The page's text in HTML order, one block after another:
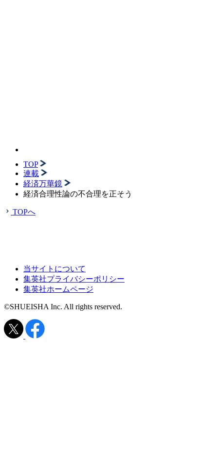
TOP
連載
経済万華鏡
経済合理性論の不合理を正そう
TOPへ
当サイトについて
集英社プライバシーポリシー
集英社ホームページ
©SHUEISHA Inc. All rights reserved.